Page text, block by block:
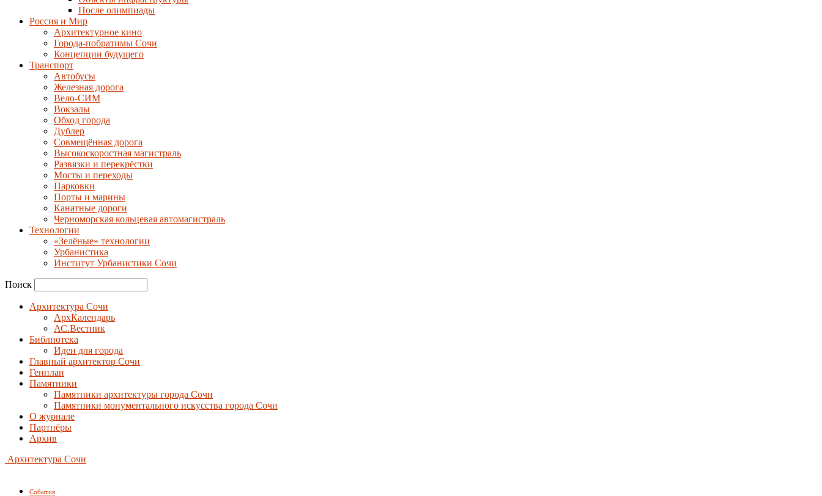
После олимпиады
Россия и Мир
Архитектурное кино
Города-побратимы Сочи
Концепции будущего
Транспорт
Автобусы
Железная дорога
Вело-СИМ
Вокзалы
Обход города
Дублер
Совмещённая дорога
Высокоскоростная магистраль
Развязки и перекрёстки
Мосты и переходы
Парковки
Порты и марины
Канатные дороги
Черноморская кольцевая автомагистраль
Технологии
«Зелёные» технологии
Урбанистика
Институт Урбанистики Сочи
Поиск
Архитектура Сочи
АрхКалендарь
АС.Вестник
Библиотека
Идеи для города
Главный архитектор Сочи
Генплан
Памятники
Памятники архитектуры города Сочи
Памятники монументального искусства города Сочи
О журнале
Партнёры
Архив
Архитектура Сочи
События